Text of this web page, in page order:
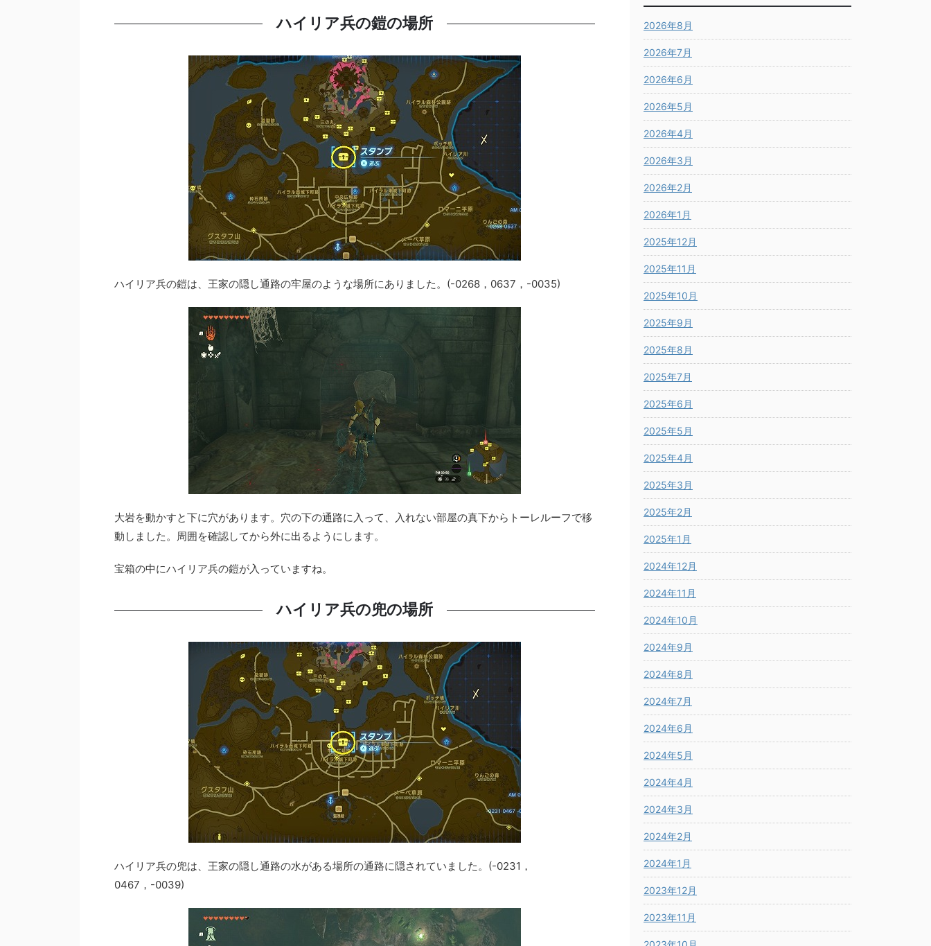
ハイリア兵の鎧の場所
ハイリア兵の鎧は、王家の隠し通路の牢屋のような場所にありました。(-0268，0637，-0035)
大岩を動かすと下に穴があります。穴の下の通路に入って、入れない部屋の真下からトーレルーフで移
動しました。周囲を確認してから外に出るようにします。
宝箱の中にハイリア兵の鎧が入っていますね。
ハイリア兵の兜の場所
ハイリア兵の兜は、王家の隠し通路の水がある場所の通路に隠されていました。(-0231，
0467，-0039)
2026年8月
2026年7月
2026年6月
2026年5月
2026年4月
2026年3月
2026年2月
2026年1月
2025年12月
2025年11月
2025年10月
2025年9月
2025年8月
2025年7月
2025年6月
2025年5月
2025年4月
2025年3月
2025年2月
2025年1月
2024年12月
2024年11月
2024年10月
2024年9月
2024年8月
2024年7月
2024年6月
2024年5月
2024年4月
2024年3月
2024年2月
2024年1月
2023年12月
2023年11月